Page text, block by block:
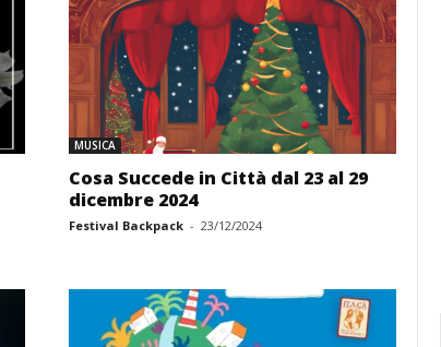
MUSICA
Cosa Succede in Città dal 23 al 29
dicembre 2024
Festival Backpack - 23/12/2024